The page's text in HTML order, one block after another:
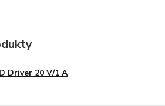
Driver 20 V/1 A